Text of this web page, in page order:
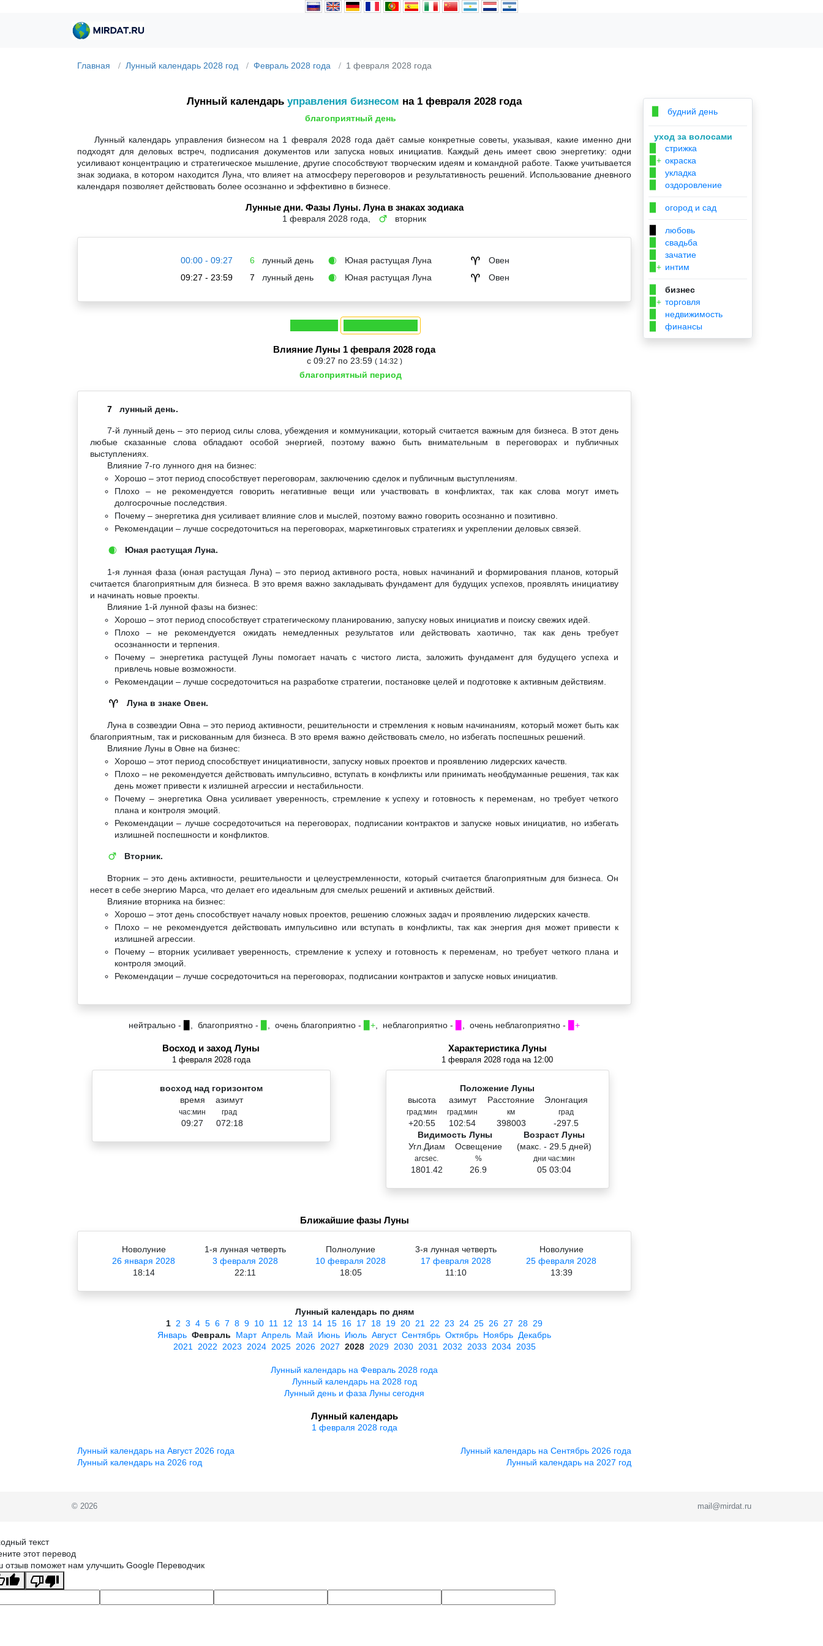
Главная Лунный календарь 2028 год Февраль 2028 года 1 февраля 2028 года
Лунный календарь управления бизнесом на 1 февраля 2028 года
благоприятный день
Лунный календарь управления бизнесом на 1 февраля 2028 года даёт самые конкретные советы, указывая, какие именно дни
подходят для деловых встреч, подписания документов или запуска новых инициатив. Каждый день имеет свою энергетику: одни
усиливают концентрацию и стратегическое мышление, другие способствуют творческим идеям и командной работе. Также учитывается
знак зодиака, в котором находится Луна, что влияет на атмосферу переговоров и результативность решений. Использование дневного
календаря позволяет действовать более осознанно и эффективно в бизнесе.
Лунные дни. Фазы Луны. Луна в знаках зодиака
1 февраля 2028 года, ♂ вторник
00:00 - 09:27 6 лунный день 🌒 Юная растущая Луна ♈
Овен
09:27 - 23:59
7 лунный день 🌒 Юная растущая Луна ♈ Овен
Влияние Луны 1 февраля 2028 года
с 09:27 по 23:59 ( 14:32 )
благоприятный период
7 лунный день.
7-й лунный день – это период силы слова, убеждения и коммуникации, который считается важным для бизнеса. В этот день
любые сказанные слова обладают особой энергией, поэтому важно быть внимательным в переговорах и публичных
выступлениях.
Влияние 7-го лунного дня на бизнес:
Хорошо – этот период способствует переговорам, заключению сделок и публичным выступлениям.
Плохо – не рекомендуется говорить негативные вещи или участвовать в конфликтах, так как слова могут иметь
долгосрочные последствия.
Почему – энергетика дня усиливает влияние слов и мыслей, поэтому важно говорить осознанно и позитивно.
Рекомендации – лучше сосредоточиться на переговорах, маркетинговых стратегиях и укреплении деловых связей.
🌒 Юная растущая Луна.
1-я лунная фаза (юная растущая Луна) – это период активного роста, новых начинаний и формирования планов, который
считается благоприятным для бизнеса. В это время важно закладывать фундамент для будущих успехов, проявлять инициативу
и начинать новые проекты.
Влияние 1-й лунной фазы на бизнес:
Хорошо – этот период способствует стратегическому планированию, запуску новых инициатив и поиску свежих идей.
Плохо – не рекомендуется ожидать немедленных результатов или действовать хаотично, так как день требует
осознанности и терпения.
Почему – энергетика растущей Луны помогает начать с чистого листа, заложить фундамент для будущего успеха и
привлечь новые возможности.
Рекомендации – лучше сосредоточиться на разработке стратегии, постановке целей и подготовке к активным действиям.
♈ Луна в знаке Овен.
Луна в созвездии Овна – это период активности, решительности и стремления к новым начинаниям, который может быть как
благоприятным, так и рискованным для бизнеса. В это время важно действовать смело, но избегать поспешных решений.
Влияние Луны в Овне на бизнес:
Хорошо – этот период способствует инициативности, запуску новых проектов и проявлению лидерских качеств.
Плохо – не рекомендуется действовать импульсивно, вступать в конфликты или принимать необдуманные решения, так как
день может привести к излишней агрессии и нестабильности.
Почему – энергетика Овна усиливает уверенность, стремление к успеху и готовность к переменам, но требует четкого
плана и контроля эмоций.
Рекомендации – лучше сосредоточиться на переговорах, подписании контрактов и запуске новых инициатив, но избегать
излишней поспешности и конфликтов.
♂ Вторник.
Вторник – это день активности, решительности и целеустремленности, который считается благоприятным для бизнеса. Он
несет в себе энергию Марса, что делает его идеальным для смелых решений и активных действий.
Влияние вторника на бизнес:
Хорошо – этот день способствует началу новых проектов, решению сложных задач и проявлению лидерских качеств.
Плохо – не рекомендуется действовать импульсивно или вступать в конфликты, так как энергия дня может привести к
излишней агрессии.
Почему – вторник усиливает уверенность, стремление к успеху и готовность к переменам, но требует четкого плана и
контроля эмоций.
Рекомендации – лучше сосредоточиться на переговорах, подписании контрактов и запуске новых инициатив.
нейтрально - , благоприятно - , очень благоприятно - ▉+ , неблагоприятно - , очень неблагоприятно - ▉+
Восход и заход Луны
1 февраля 2028 года
восход над горизонтом
время
час:мин
09:27
азимут
град
072:18
Характеристика Луны
1 февраля 2028 года на 12:00
Положение Луны
высота
град:мин
+20:55
азимут
град:мин
102:54
Расстояние
км
398003
Элонгация
град
-297.5
Видимость Луны
Угл.Диам
arcsec.
1801.42
Освещение
%
26.9
Возраст Луны
(макс. - 29.5 дней)
дни час:мин
05 03:04
Ближайшие фазы Луны
Новолуние
26 января 2028
18:14
1-я лунная четверть
3 февраля 2028
22:11
Полнолуние
10 февраля 2028
18:05
3-я лунная четверть
17 февраля 2028
11:10
Новолуние
25 февраля 2028
13:39
Лунный календарь по дням
1 2 3 4 5 6 7 8 9 10 11 12 13 14 15 16 17 18 19 20 21 22 23 24 25 26 27 28 29
Январь Февраль Март Апрель Май Июнь Июль Август Сентябрь Октябрь Ноябрь Декабрь
2021
2022 2023 2024 2025 2026 2027 2028 2029 2030 2031 2032 2033 2034 2035
Лунный календарь на Февраль 2028 года
Лунный календарь на 2028 год
Лунный день и фаза Луны сегодня
Лунный календарь
1 февраля 2028 года
Лунный календарь на Август 2026 года
Лунный календарь на 2026 год
Лунный календарь на Сентябрь 2026 года
Лунный календарь на 2027 год
будний день
уход за волосами
стрижка
▉+ окраска
укладка
оздоровление
огород и сад
любовь
свадьба
зачатие
▉+ интим
бизнес
▉+ торговля
недвижимость
финансы
© 2026 mail@mirdat.ru
текст
этот перевод
отзыв поможет нам улучшить Google Переводчик